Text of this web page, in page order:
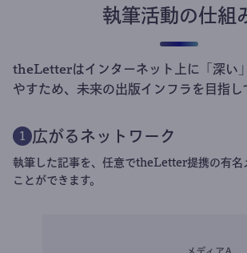
執筆活動の仕組
theLetterはインターネット上に「深い
やすため、未来の出版インフラを目指し
1 広がるネットワーク
執筆した記事を、任意でtheLetter提携の有名
ことができます。